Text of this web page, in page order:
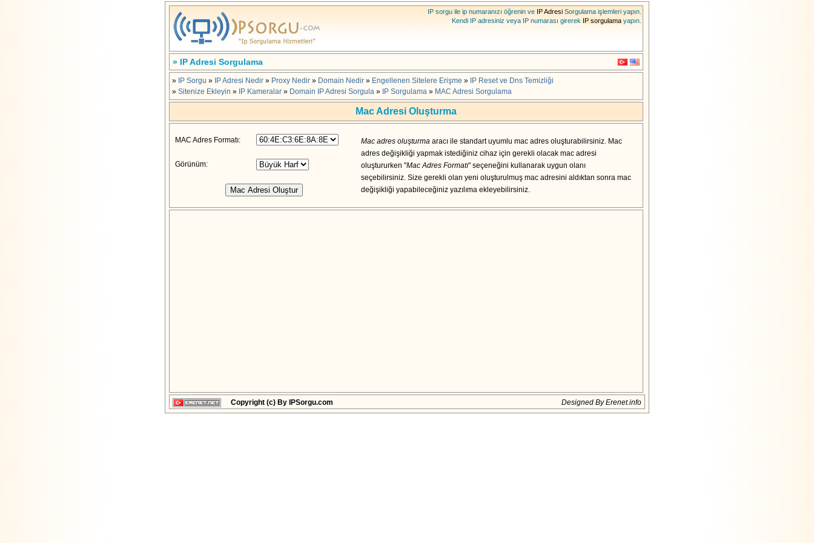
IP sorgu ile ip numaranızı öğrenin ve IP Adresi Sorgulama işlemleri yapın.
Kendi IP adresiniz veya IP numarası girerek IP sorgulama yapın.
» IP Adresi Sorgulama
» IP Sorgu » IP Adresi Nedir » Proxy Nedir » Domain Nedir » Engellenen Sitelere Erişme » IP Reset ve Dns Temizliği
» Sitenize Ekleyin » IP Kameralar » Domain IP Adresi Sorgula » IP Sorgulama » MAC Adresi Sorgulama
Mac Adresi Oluşturma
MAC Adres Formatı: Mac adres oluşturma aracı ile standart uyumlu mac adres oluşturabilirsiniz. Mac
adres değişikliği yapmak istediğiniz cihaz için gerekli olacak mac adresi
oluştururken "Mac Adres Formatı" seçeneğini kullanarak uygun olanı
seçebilirsiniz. Size gerekli olan yeni oluşturulmuş mac adresini aldıktan sonra mac
değişikliği yapabileceğiniz yazılıma ekleyebilirsiniz.
Görünüm:
Copyright (c) By IPSorgu.com Designed By Erenet.info